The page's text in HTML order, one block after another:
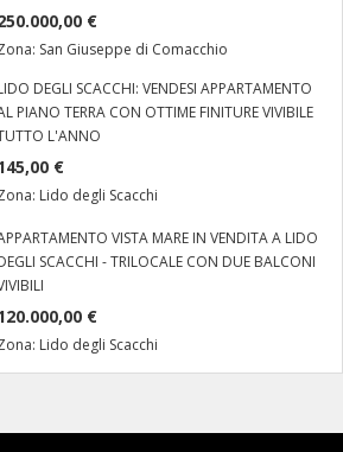
€
San Giuseppe di Comacchio
DEGLI SCACCHI: VENDESI APPARTAMENTO
PIANO TERRA CON OTTIME FINITURE VIVIBILE
L'ANNO
€
Lido degli Scacchi
VISTA MARE IN VENDITA A LIDO
SCACCHI - TRILOCALE CON DUE BALCONI
€
Lido degli Scacchi